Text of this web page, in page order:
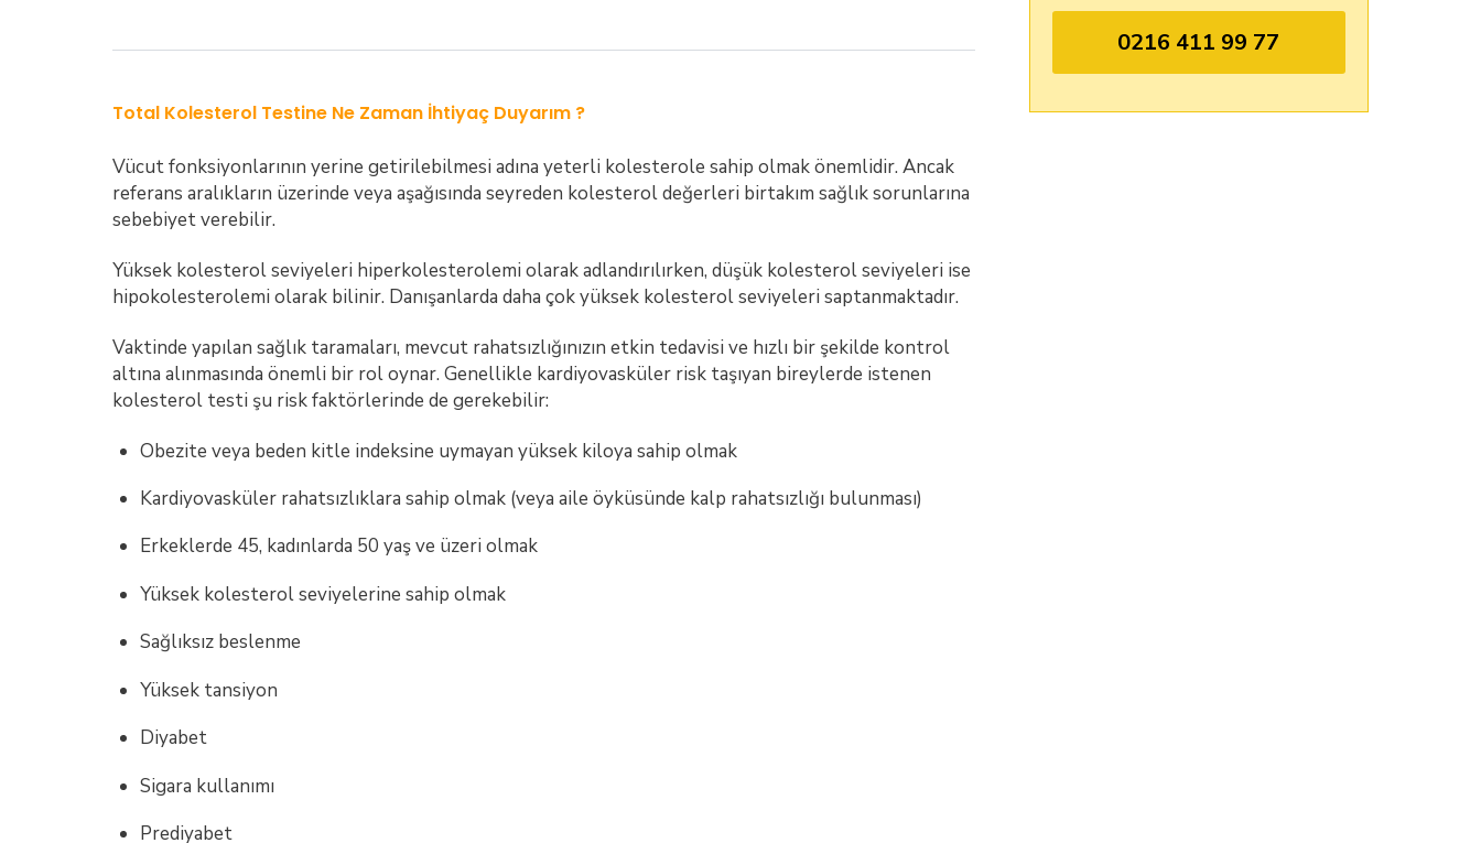
Total Kolesterol Testine Ne Zaman İhtiyaç Duyarım ?
Vücut fonksiyonlarının yerine getirilebilmesi adına yeterli kolesterole sahip olmak önemlidir. Ancak
referans aralıkların üzerinde veya aşağısında seyreden kolesterol değerleri birtakım sağlık sorunlarına
sebebiyet verebilir.
Yüksek kolesterol seviyeleri hiperkolesterolemi olarak adlandırılırken, düşük kolesterol seviyeleri ise
hipokolesterolemi olarak bilinir. Danışanlarda daha çok yüksek kolesterol seviyeleri saptanmaktadır.
Vaktinde yapılan sağlık taramaları, mevcut rahatsızlığınızın etkin tedavisi ve hızlı bir şekilde kontrol
altına alınmasında önemli bir rol oynar. Genellikle kardiyovasküler risk taşıyan bireylerde istenen
kolesterol testi şu risk faktörlerinde de gerekebilir:
Obezite veya beden kitle indeksine uymayan yüksek kiloya sahip olmak
Kardiyovasküler rahatsızlıklara sahip olmak (veya aile öyküsünde kalp rahatsızlığı bulunması)
Erkeklerde 45, kadınlarda 50 yaş ve üzeri olmak
Yüksek kolesterol seviyelerine sahip olmak
Sağlıksız beslenme
Yüksek tansiyon
Diyabet
Sigara kullanımı
Prediyabet
0216 411 99 77